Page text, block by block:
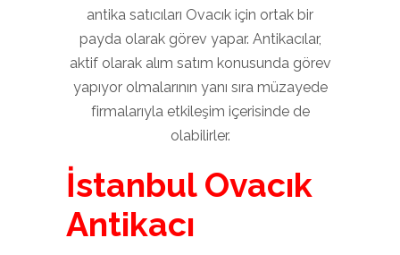
antika satıcıları Ovacık için ortak bir
payda olarak görev yapar. Antikacılar,
aktif olarak alım satım konusunda görev
yapıyor olmalarının yanı sıra müzayede
firmalarıyla etkileşim içerisinde de
olabilirler.
İstanbul Ovacık
Antikacı